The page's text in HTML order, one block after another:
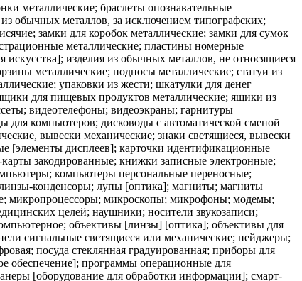
металлические; браслеты опознавательные
обычных металлов, за исключением типографских;
замки для коробок металлические; замки для сумок
металлические; пластины номерные
искусства]; изделия из обычных металлов, не относящиеся
металлические; подносы металлические; статуи из
упаковки из жести; шкатулки для денег
для пищевых продуктов металлические; ящики из
видеотелефоны; видеоэкраны; гарнитуры
для компьютеров; дисководы с автоматической сменой
вывески механические; знаки светящиеся, вывески
[элементы дисплеев]; карточки идентификационные
закодированные; книжки записные электронные;
компьютеры персональные переносные;
конденсоры; лупы [оптика]; магниты; магниты
микропроцессоры; микроскопы; микрофоны; модемы;
целей; наушники; носители звукозаписи;
объективы [линзы] [оптика]; объективы для
сигнальные светящиеся или механические; пейджеры;
посуда стеклянная градуированная; приборы для
обеспечение]; программы операционные для
[оборудование для обработки информации]; смарт-